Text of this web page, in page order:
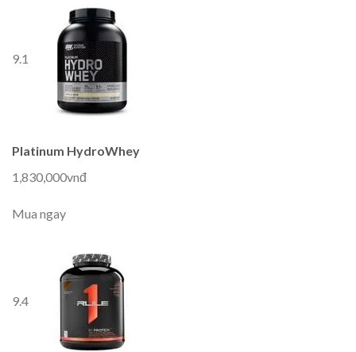
9.1
Platinum HydroWhey
1,830,000vnđ
Mua ngay
9.4